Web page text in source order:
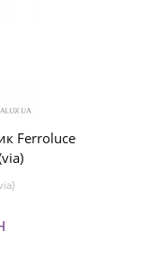
Ferroluce